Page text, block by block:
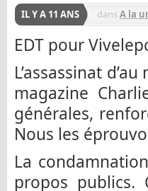
IL Y A 11 ANS dansA la
EDT pour
L’assassinat
magazine
générales,
Nous les
La
propos publics.